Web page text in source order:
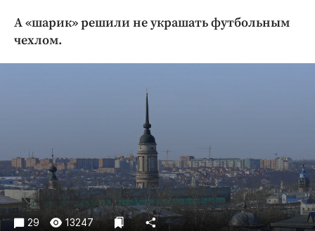
Благоустройство
Недвижимость и ЖКХ
Погода
Праздники
Происшествия
Спорт
А «шарик» решили не украшать футбольным
чехлом.
29 13247